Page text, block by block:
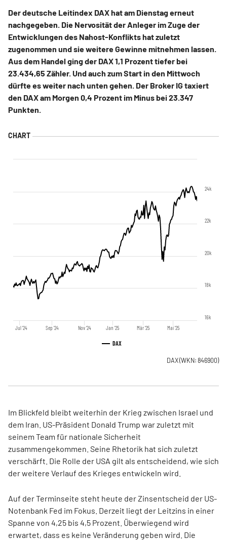
Der deutsche Leitindex DAX hat am Dienstag erneut
nachgegeben. Die Nervosität der Anleger im Zuge der
Entwicklungen des Nahost-Konflikts hat zuletzt
zugenommen und sie weitere Gewinne mitnehmen lassen.
Aus dem Handel ging der DAX 1,1 Prozent tiefer bei
23.434,65 Zähler. Und auch zum Start in den Mittwoch
dürfte es weiter nach unten gehen. Der Broker IG taxiert
den DAX am Morgen 0,4 Prozent im Minus bei 23.347
Punkten.
DAX
Jul '24 Sep '24 Nov '24 Jan '25 Mär '25 Mai '25
16k
18k
20k
22k
24k
DAX(WKN: 846900)
Im Blickfeld bleibt weiterhin der Krieg zwischen Israel und
dem Iran. US-Präsident Donald Trump war zuletzt mit
seinem Team für nationale Sicherheit
zusammengekommen. Seine Rhetorik hat sich zuletzt
verschärft. Die Rolle der USA gilt als entscheidend, wie sich
der weitere Verlauf des Krieges entwickeln wird.
Auf der Terminseite steht heute der Zinsentscheid der US-
Notenbank Fed im Fokus. Derzeit liegt der Leitzins in einer
Spanne von 4,25 bis 4,5 Prozent. Überwiegend wird
erwartet, dass es keine Veränderung geben wird. Die